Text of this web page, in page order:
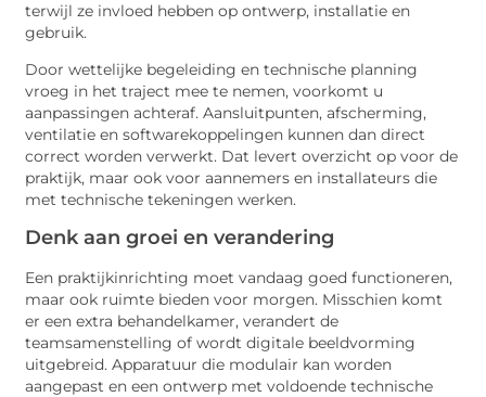
terwijl ze invloed hebben op ontwerp, installatie en
gebruik.
Door wettelijke begeleiding en technische planning
vroeg in het traject mee te nemen, voorkomt u
aanpassingen achteraf. Aansluitpunten, afscherming,
ventilatie en softwarekoppelingen kunnen dan direct
correct worden verwerkt. Dat levert overzicht op voor de
praktijk, maar ook voor aannemers en installateurs die
met technische tekeningen werken.
Denk aan groei en verandering
Een praktijkinrichting moet vandaag goed functioneren,
maar ook ruimte bieden voor morgen. Misschien komt
er een extra behandelkamer, verandert de
teamsamenstelling of wordt digitale beeldvorming
uitgebreid. Apparatuur die modulair kan worden
aangepast en een ontwerp met voldoende technische